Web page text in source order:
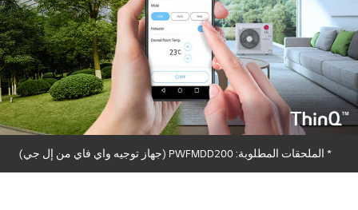
* الملحقات المطلوبة: PWFMDD200 (جهاز توجيه واي فاي من إل جي)